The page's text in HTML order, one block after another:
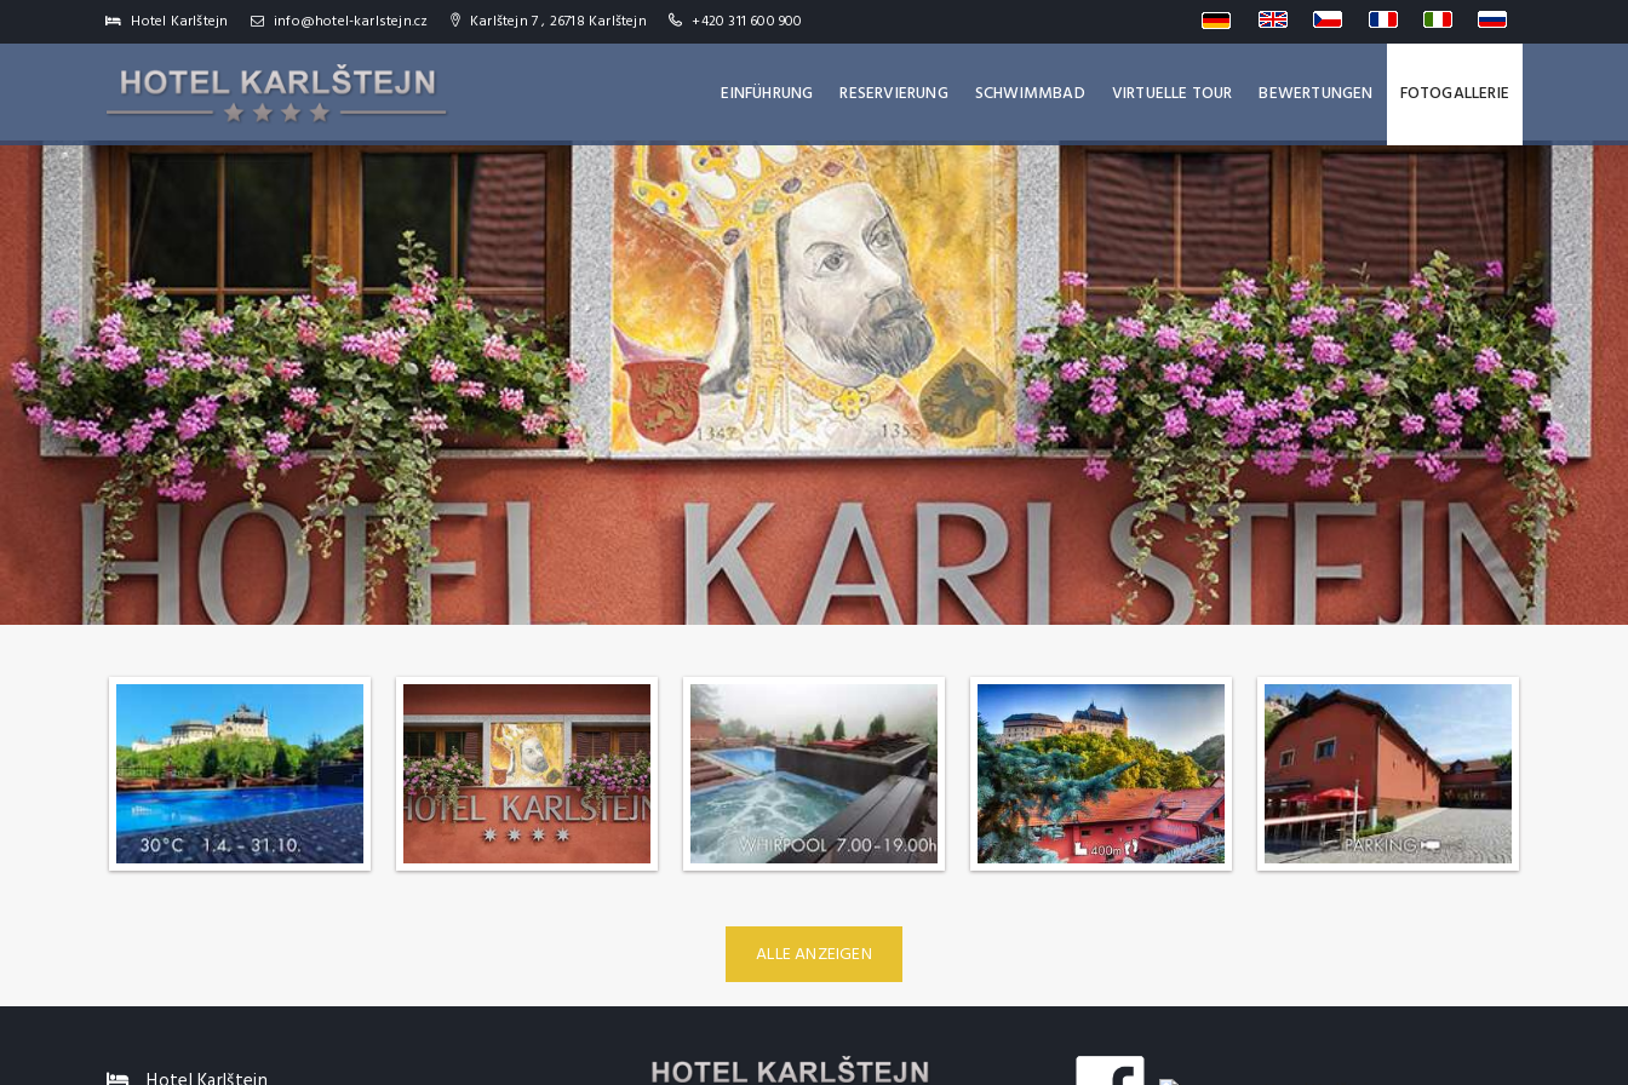
Hotel Karlštejn info@hotel-karlstejn.cz Karlštejn 7 , 26718 Karlštejn +420 311 600 900
EINFÜHRUNG RESERVIERUNG SCHWIMMBAD VIRTUELLE TOUR BEWERTUNGEN FOTOGALLERIE
ALLE ANZEIGEN